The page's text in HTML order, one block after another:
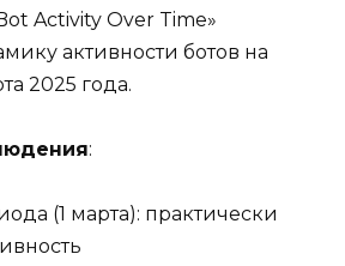
Activity Over Time»
активности ботов на
2025 года.
:
(1 марта): практически